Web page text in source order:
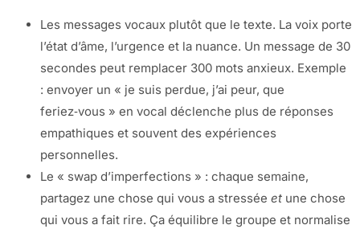
Les messages vocaux plutôt que le texte. La voix porte
l’état d’âme, l’urgence et la nuance. Un message de 30
secondes peut remplacer 300 mots anxieux. Exemple
: envoyer un « je suis perdue, j’ai peur, que
feriez‑vous » en vocal déclenche plus de réponses
empathiques et souvent des expériences
personnelles.
Le « swap d’imperfections » : chaque semaine,
partagez une chose qui vous a stressée et une chose
qui vous a fait rire. Ça équilibre le groupe et normalise